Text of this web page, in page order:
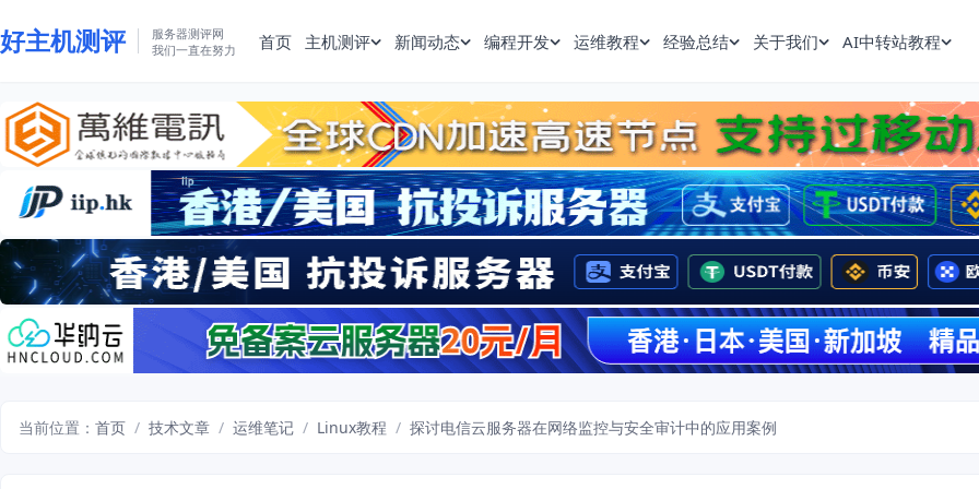
好主机测评
服务器测评网
我们一直在努力
首页 主机测评 新闻动态 编程开发 运维教程 经验总结 关于我们 AI中转站教程
当前位置： 首页 / 技术文章 / 运维笔记 / Linux教程 / 探讨电信云服务器在网络监控与安全审计中的应用案例